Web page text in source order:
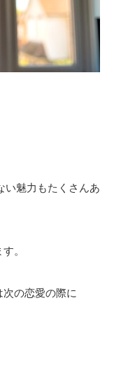
い魅力もたくさんあ
。
の恋愛の際に